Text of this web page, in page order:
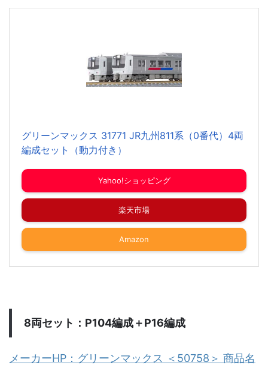
グリーンマックス 31771 JR九州811系（0番代）4両
編成セット（動力付き）
Yahoo!ショッピング
楽天市場
Amazon
8両セット：P104編成＋P16編成
メーカーHP：グリーンマックス ＜50758＞ 商品名